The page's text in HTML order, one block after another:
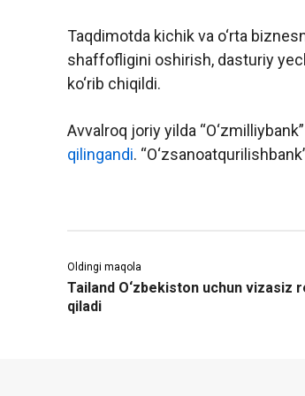
Taqdimotda kichik va o‘rta
shaffofligini oshirish, dasturiy
ko‘rib chiqildi.
Avvalroq joriy yilda
qilingandi.
Oldingi maqola
Tailand O‘zbekiston uchun vizasiz
qiladi